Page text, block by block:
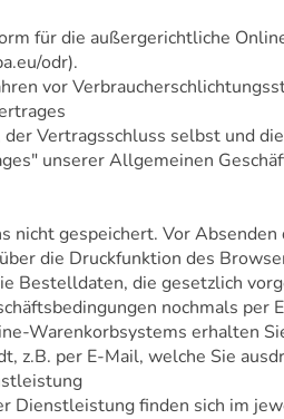
für die außergerichtliche
odr).
vor
Vertragsschluss selbst und
unserer Allgemeinen
nicht gespeichert. Vor
die Druckfunktion des
Bestelldaten, die gesetzlich
nochmals per
Warenkorbsystems erhalten
z.B. per E-Mail, welche Sie
Dienstleistung finden sich im